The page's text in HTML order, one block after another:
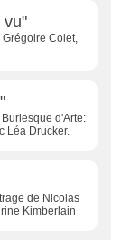
vu"
Colet,
d'Arte:
Léa Drucker.
de Nicolas
Kimberlain